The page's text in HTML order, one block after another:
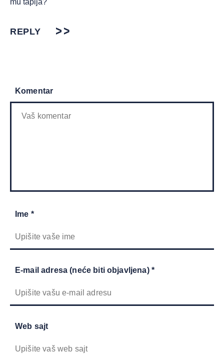
mu tapija?
REPLY
Komentar
Ime *
E-mail adresa (neće biti objavljena) *
Web sajt